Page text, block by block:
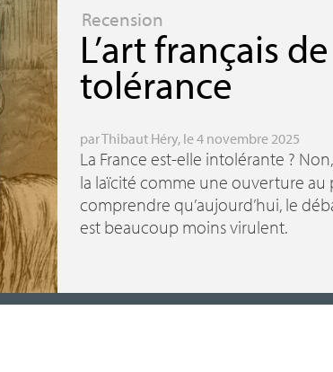
Recension
L’art français
tolérance
parThibaut Héry, le 4 novembre 2025
La France est-elle intolérante ?
la laïcité comme une ouverture au
comprendre qu’aujourd’hui, le
est beaucoup moins virulent.